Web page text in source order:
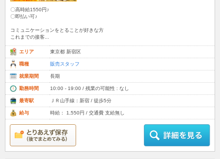
〇高時給1550円♪
〇即払い可♪
コミュニケーションをとることが好きな方
これまでの接客...
エリア 東京都 新宿区
職種 販売スタッフ
就業期間 長期
勤務時間 10:00 - 19:00 / 残業の可能性 : なし
最寄駅 ＪＲ山手線：新宿 / 徒歩5分
給与 時給： 1,550円 / 交通費 支給無し